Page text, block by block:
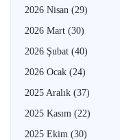
2026 Nisan (29)
2026 Mart (30)
2026 Şubat (40)
2026 Ocak (24)
2025 Aralık (37)
2025 Kasım (22)
2025 Ekim (30)